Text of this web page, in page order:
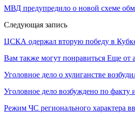
МВД предупредило о новой схеме
Следующая запись
ЦСКА одержал вторую победу в
Вам также могут понравиться Еще от
Уголовное дело о хулиганстве
Уголовное дело возбуждено по факту
Режим ЧС регионального характера